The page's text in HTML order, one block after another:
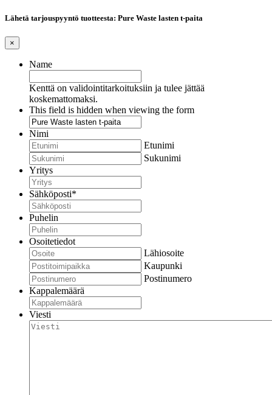
Lähetä tarjouspyyntö tuotteesta: Pure Waste lasten t-paita
×
Name
Kenttä on validointitarkoituksiin ja tulee jättää
koskemattomaksi.
This field is hidden when viewing the form
Nimi
Etunimi
Sukunimi
Yritys
Sähköposti*
Puhelin
Osoitetiedot
Lähiosoite
Kaupunki
Postinumero
Kappalemäärä
Viesti